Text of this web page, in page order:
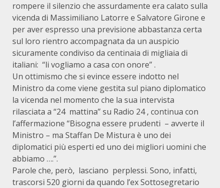
rompere il silenzio che assurdamente era calato sulla
vicenda di Massimiliano Latorre e Salvatore Girone e
per aver espresso una previsione abbastanza certa
sul loro rientro accompagnata da un auspicio
sicuramente condiviso da centinaia di migliaia di
italiani: “li vogliamo a casa con onore” .
Un ottimismo che si evince essere indotto nel
Ministro da come viene gestita sul piano diplomatico
la vicenda nel momento che la sua intervista
rilasciata a “24 mattina” su Radio 24 , continua con
l’affermazione “Bisogna essere prudenti – avverte il
Ministro – ma Staffan De Mistura è uno dei
diplomatici più esperti ed uno dei migliori uomini che
abbiamo ….”.
Parole che, però, lasciano perplessi. Sono, infatti,
trascorsi 520 giorni da quando l’ex Sottosegretario